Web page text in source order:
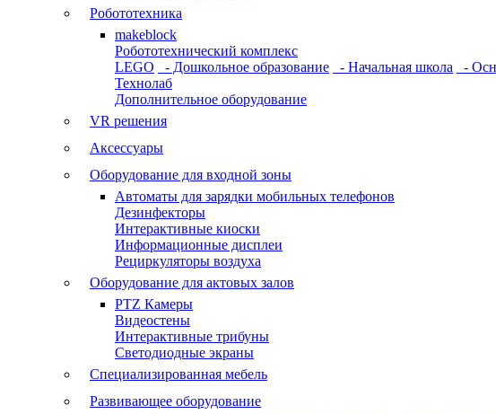
Робототехника
makeblock
Робототехнический комплекс
LEGO
- Дошкольное образование - Начальная школа -
Технолаб
Дополнительное оборудование
VR решения
Аксессуары
Оборудование для входной зоны
Автоматы для зарядки мобильных телефонов
Дезинфекторы
Интерактивные киоски
Информационные дисплеи
Рециркуляторы воздуха
Оборудование для актовых залов
PTZ Камеры
Видеостены
Интерактивные трибуны
Светодиодные экраны
Специализированная мебель
Развивающее оборудование